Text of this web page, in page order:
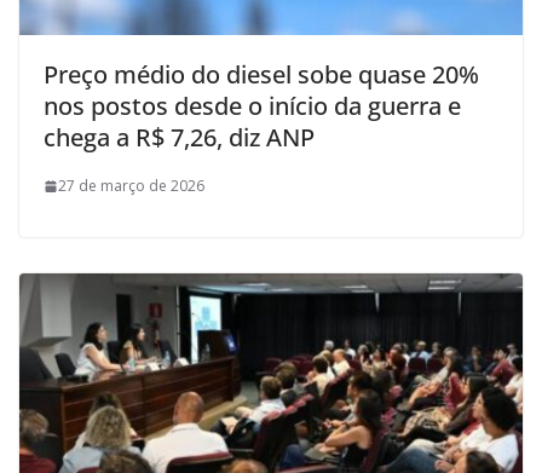
Preço médio do diesel sobe quase 20%
nos postos desde o início da guerra e
chega a R$ 7,26, diz ANP
27 de março de 2026